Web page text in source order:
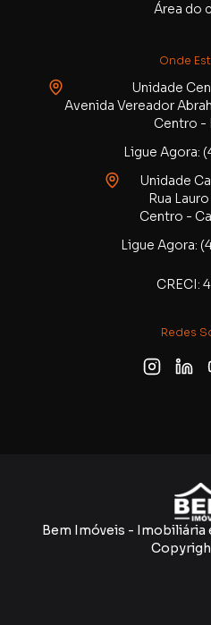
Área do
Onde
Unidade
Avenida Vereador
Centro -
Ligue Agora:
Unidade
Rua
Centro -
Ligue Agora:
CRECI:
Redes
Bem Imóveis - Imobiliária